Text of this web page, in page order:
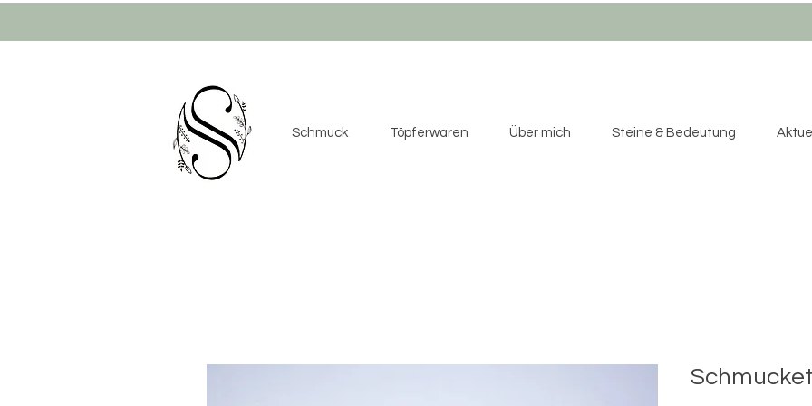
Schmuck Töpferwaren Über mich Steine & Bedeutung